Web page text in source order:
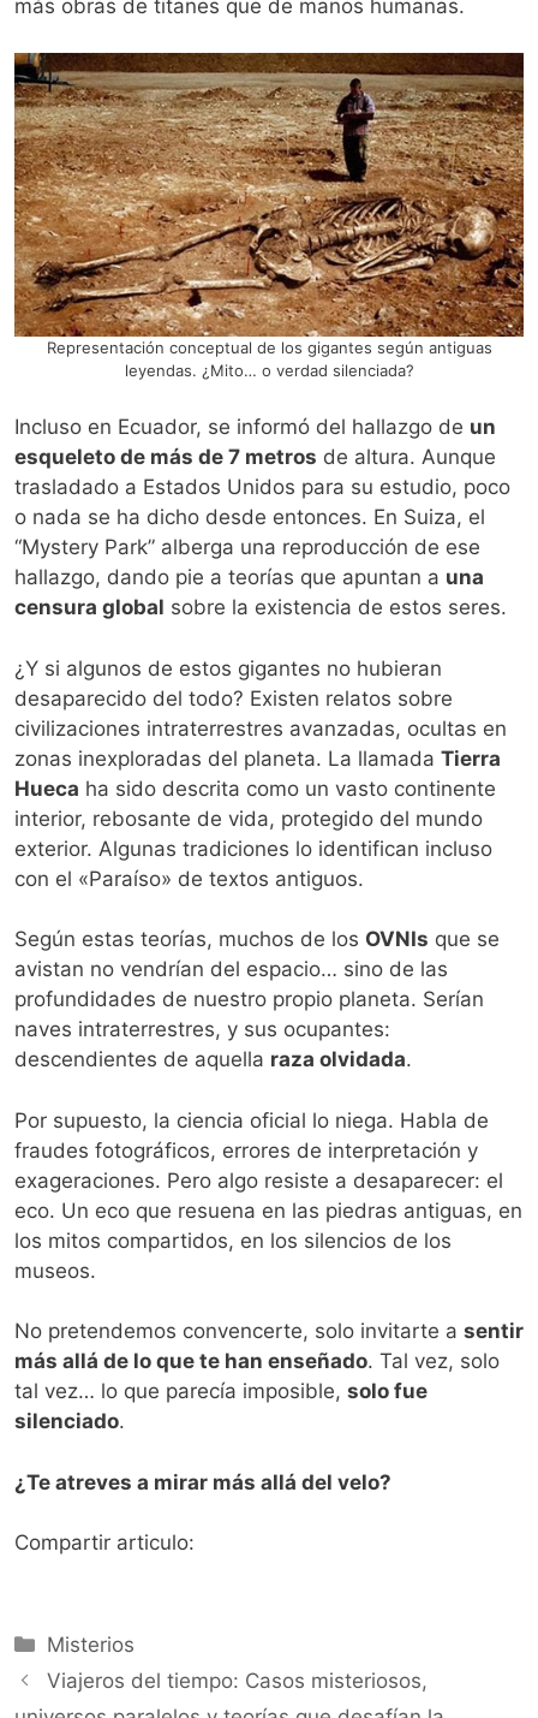
más obras de titanes que de manos humanas.
Representación conceptual de los gigantes según antiguas
leyendas. ¿Mito… o verdad silenciada?
Incluso en Ecuador, se informó del hallazgo de un
esqueleto de más de 7 metros de altura. Aunque
trasladado a Estados Unidos para su estudio, poco
o nada se ha dicho desde entonces. En Suiza, el
“Mystery Park” alberga una reproducción de ese
hallazgo, dando pie a teorías que apuntan a una
censura global sobre la existencia de estos seres.
¿Y si algunos de estos gigantes no hubieran
desaparecido del todo? Existen relatos sobre
civilizaciones intraterrestres avanzadas, ocultas en
zonas inexploradas del planeta. La llamada Tierra
Hueca ha sido descrita como un vasto continente
interior, rebosante de vida, protegido del mundo
exterior. Algunas tradiciones lo identifican incluso
con el «Paraíso» de textos antiguos.
Según estas teorías, muchos de los OVNIs que se
avistan no vendrían del espacio… sino de las
profundidades de nuestro propio planeta. Serían
naves intraterrestres, y sus ocupantes:
descendientes de aquella raza olvidada.
Por supuesto, la ciencia oficial lo niega. Habla de
fraudes fotográficos, errores de interpretación y
exageraciones. Pero algo resiste a desaparecer: el
eco. Un eco que resuena en las piedras antiguas, en
los mitos compartidos, en los silencios de los
museos.
No pretendemos convencerte, solo invitarte a sentir
más allá de lo que te han enseñado. Tal vez, solo
tal vez… lo que parecía imposible, solo fue
silenciado.
¿Te atreves a mirar más allá del velo?
Compartir articulo:
Categorías
Misterios
Viajeros del tiempo: Casos misteriosos,